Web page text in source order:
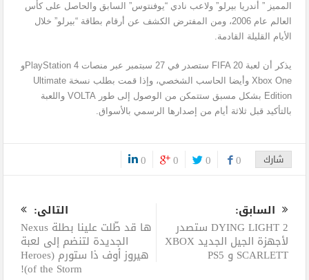
المميز ” أندريا بيرلو” ولاعب نادي “يوفنتوس” السابق والحاصل على كأس
العالم عام 2006، ومن المفترض الكشف عن أرقام بطاقة “بيرلو” خلال
الأيام القليلة القادمة.
يذكر أن لعبة FIFA 20 ستصدر في 27 سبتمبر عبر منصات PlayStation 4و
Xbox One وأيضا الحاسب الشخصي، وإذا قمت بطلب نسخة Ultimate
Edition بشكل مسبق ستتمكن من الوصول إلى طور VOLTA واللعبة
بالتأكيد قبل ثلاثة أيام من إصدارها الرسمي بالأسواق.
شارك 0
0
0
0
السابق:
DYING LIGHT 2 ستصدر
لأجهزة الجيل الجديد XBOX
SCARLETT و PS5
التالى:
ها قد طّلت علينا بطلة Nexus
الجديدة لتنضم إلى لعبة
هيروز أوف ذا ستورم (Heroes
of the Storm)!